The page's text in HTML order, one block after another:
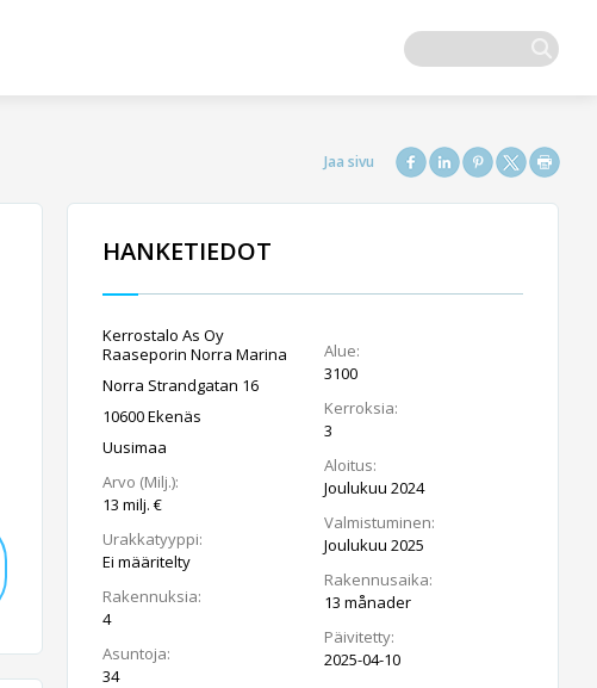
HANKETIEDOT
Kerrostalo As Oy
Raaseporin Norra Marina
Norra Strandgatan 16
10600 Ekenäs
Uusimaa
Arvo (Milj.):
13 milj. €
Urakkatyyppi:
Ei määritelty
Rakennuksia:
4
Asuntoja:
34
Alue:
3100
Kerroksia:
3
Aloitus:
Joulukuu 2024
Valmistuminen:
Joulukuu 2025
Rakennusaika:
13 månader
Päivitetty:
2025-04-10